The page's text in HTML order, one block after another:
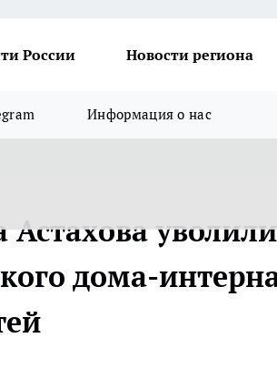
России Новости региона
Информация о нас
Астахова
дома-